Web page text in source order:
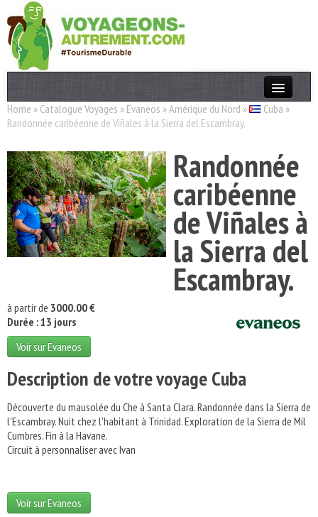
Actualités
Destinations
Acteurs
Thèmes
Home » Catalogue Voyages » Evaneos »Amérique du Nord » Cuba »
Randonnée caribéenne de Viñales à la Sierra del Escambray.
Randonnée
caribéenne
de Viñales à
la Sierra del
Escambray.
à partir de 3000.00 €
Durée : 13 jours
Voir sur Evaneos
Description de votre voyage Cuba
Découverte du mausolée du Che à Santa Clara. Randonnée dans la Sierra de
l'Escambray. Nuit chez l'habitant à Trinidad. Exploration de la Sierra de Mil
Cumbres. Fin à la Havane.
Circuit à personnaliser avec Ivan
Voir sur Evaneos